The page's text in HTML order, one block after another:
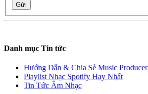
Gửi
Danh mục Tin tức
Hướng Dẫn & Chia Sẻ Music Producer
Playlist Nhạc Spotify Hay Nhất
Tin Tức Âm Nhạc